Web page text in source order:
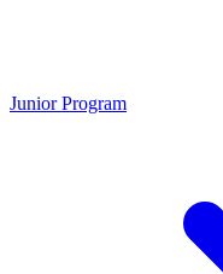
Junior Program